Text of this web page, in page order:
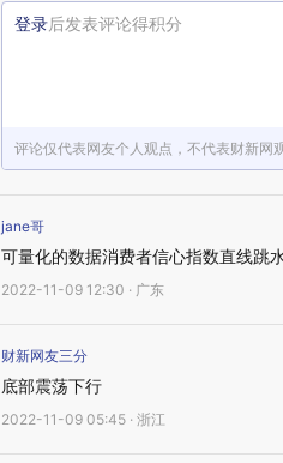
登录后发表评论得积分
评论仅代表网友个人观点，不代表财新网
jane哥
可量化的数据消费者信心指数直线跳
2022-11-09 12:30 · 广东
财新网友三分
底部震荡下行
2022-11-09 05:45 · 浙江